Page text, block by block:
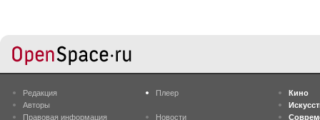
Редакция
Авторы
Правовая информация
Плеер
Новости
Кино